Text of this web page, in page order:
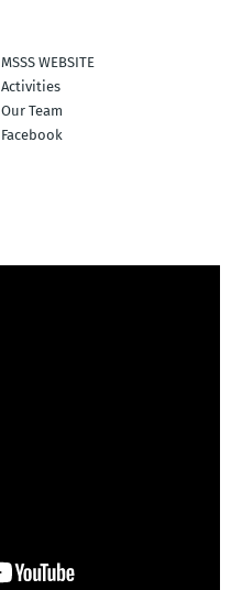
MSSS WEBSITE
Activities
Our Team
Facebook